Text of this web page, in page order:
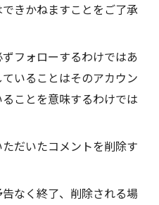
きかねますことをご了承
フォローするわけではあ
いることはそのアカウン
ことを意味するわけでは
だいたコメントを削除す
なく終了、削除される場